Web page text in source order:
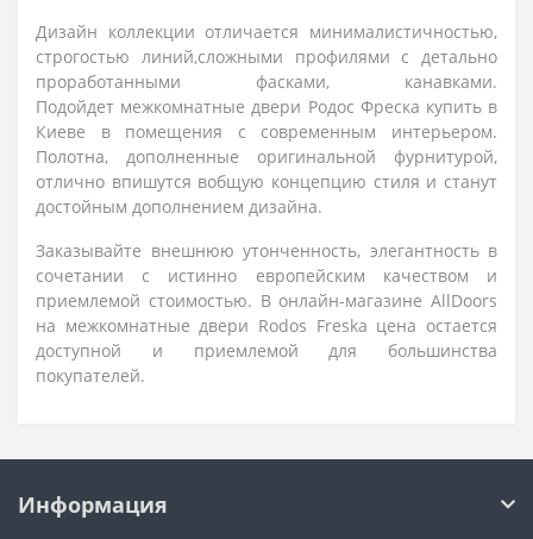
Дизайн коллекции отличается минималистичностью,
строгостью линий,сложными профилями с детально
проработанными фасками, канавками.
Подойдет межкомнатные двери Родос Фреска купить в
Киеве в помещения с современным интерьером.
Полотна, дополненные оригинальной фурнитурой,
отлично впишутся вобщую концепцию стиля и станут
достойным дополнением дизайна.
Заказывайте внешнюю утонченность, элегантность в
сочетании с истинно европейским качеством и
приемлемой стоимостью. В онлайн-магазине AllDoors
на межкомнатные двери Rodos Freska цена остается
доступной и приемлемой для большинства
покупателей.
Информация